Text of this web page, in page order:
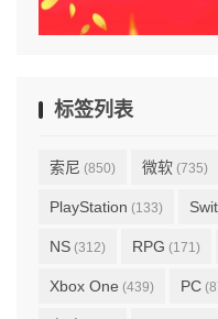
标签列表
索尼 (850) 微软 (735)
PlayStation (133)
NS (312) RPG (171)
Xbox One (439) PC